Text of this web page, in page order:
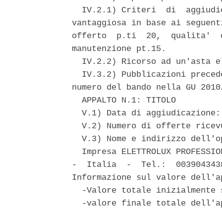
IV.2.1) Criteri  di
vantaggiosa in base ai
offerto  p.ti  20,  qualita'
manutenzione pt.15.
IV.2.2) Ricorso ad un'asta
IV.3.2) Pubblicazioni
numero del bando nella GU
  APPALTO N.1: TITOLO
V.1) Data di
V.2) Numero di offerte
V.3) Nome e indirizzo
Impresa ELETTROLUX
-  Italia  -  Tel.:
Informazione sul valore
-Valore totale
-valore finale totale